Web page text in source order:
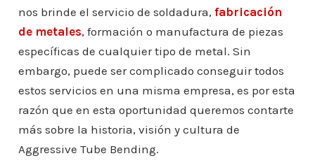
nos brinde el servicio de soldadura, fabricación
de metales, formación o manufactura de piezas
específicas de cualquier tipo de metal. Sin
embargo, puede ser complicado conseguir todos
estos servicios en una misma empresa, es por esta
razón que en esta oportunidad queremos contarte
más sobre la historia, visión y cultura de
Aggressive Tube Bending.